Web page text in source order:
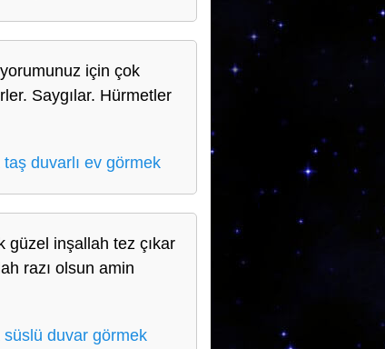
için çok
Saygılar. Hürmetler
duvarlı ev görmek
güzel inşallah tez çıkar
razı olsun amin
süslü duvar görmek